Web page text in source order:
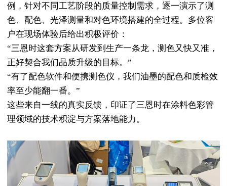
例，针对不同工艺阶段的质量控制需求，逐一演示了测
色、配色、光泽测量和对色环境搭建的全过程。多位客
户在现场体验后给出积极评价：
“三恩时这套方案从研发到生产一条龙，测色又快又准，
正好契合我们品质升级的目标。”
“有了配色软件和便携测色仪，我们油墨的配色和质检效
率至少能翻一番。”
这些来自一线的真实反馈，印证了三恩时在涂料色彩管
理领域的技术积淀与方案落地能力。